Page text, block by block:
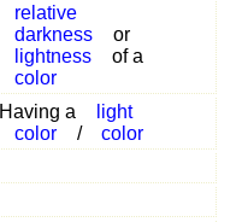
relative
darkness
or
lightness
of a
color
Having a
light
color
/
color